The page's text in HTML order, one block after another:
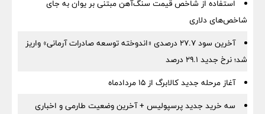
استفاده از شاخص قیمت سنگ‌آهن مبتنی بر یوان به جای
شاخص‌های دلاری
آخرین سود ۲۷.۷ درصدی «اندوخته توسعه صادرات آرمانی» واریز
شد؛ نرخ جدید ۲۹.۱ درصد
آغاز مرحله جدید کالابرگ از ۱۵ مردادماه
سه خرید جدید پرسپولیس + آخرین وضعیت طارمی و اخباری